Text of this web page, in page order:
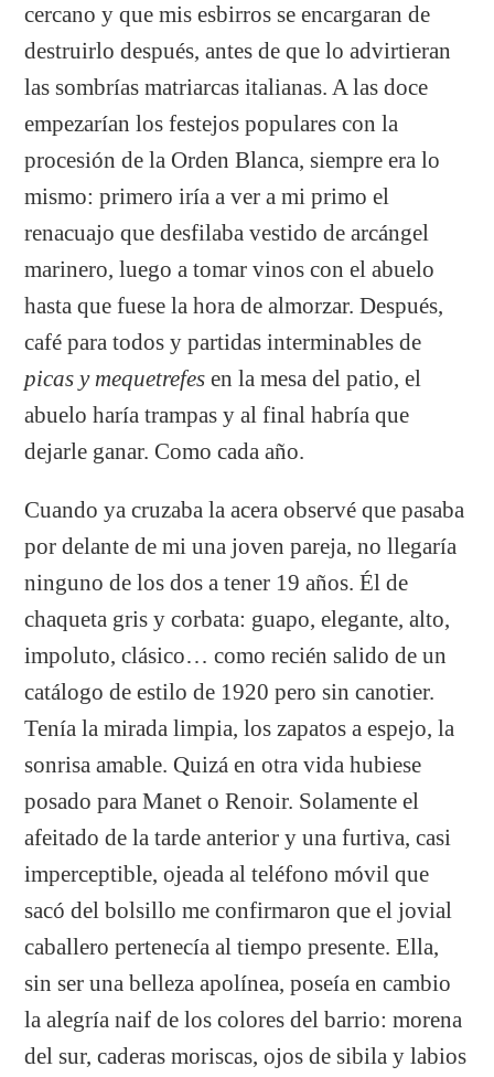
cercano y que mis esbirros se encargaran de
destruirlo después, antes de que lo advirtieran
las sombrías matriarcas italianas. A las doce
empezarían los festejos populares con la
procesión de la Orden Blanca, siempre era lo
mismo: primero iría a ver a mi primo el
renacuajo que desfilaba vestido de arcángel
marinero, luego a tomar vinos con el abuelo
hasta que fuese la hora de almorzar. Después,
café para todos y partidas interminables de
picas y mequetrefesen la mesa del patio, el
abuelo haría trampas y al final habría que
dejarle ganar. Como cada año.
Cuando ya cruzaba la acera observé que pasaba
por delante de mi una joven pareja, no llegaría
ninguno de los dos a tener 19 años. Él de
chaqueta gris y corbata: guapo, elegante, alto,
impoluto, clásico… como recién salido de un
catálogo de estilo de 1920 pero sin canotier.
Tenía la mirada limpia, los zapatos a espejo, la
sonrisa amable. Quizá en otra vida hubiese
posado para Manet o Renoir. Solamente el
afeitado de la tarde anterior y una furtiva, casi
imperceptible, ojeada al teléfono móvil que
sacó del bolsillo me confirmaron que el jovial
caballero pertenecía al tiempo presente. Ella,
sin ser una belleza apolínea, poseía en cambio
la alegría naif de los colores del barrio: morena
del sur, caderas moriscas, ojos de sibila y labios